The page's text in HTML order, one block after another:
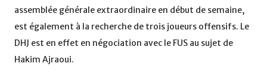
assemblée générale extraordinaire en début de semaine,
est également à la recherche de trois joueurs offensifs. Le
DHJ est en effet en négociation avec le FUS au sujet de
Hakim Ajraoui.